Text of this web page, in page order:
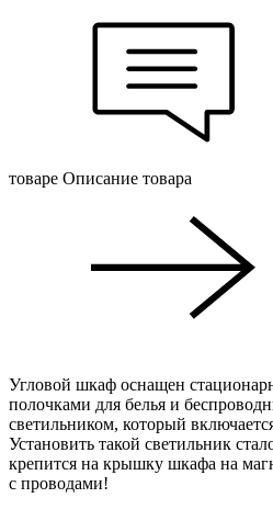
товаре Описание товара
Угловой шкаф оснащен
полочками для белья и
светильником, который
Установить такой светильник
крепится на крышку шкафа на
с проводами!